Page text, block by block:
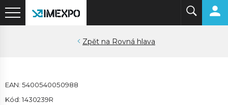
Rovná hlava
EAN: 5400540050988
Kód: 1430239R